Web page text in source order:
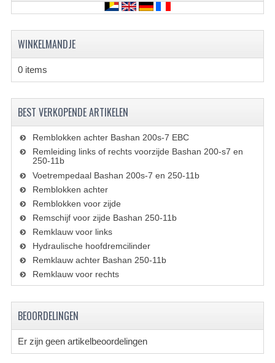
KETTING EN TANDWIELEN
MOTOR
REM SYSTEEM
SCHOKBREKERS
STUUR INRICHTING
WIELEN EN BANDEN
SEGWAY QUADS
SYM 200/250CC
VELGEN & BANDEN
WINKELMANDJE
0 items
BEST VERKOPENDE ARTIKELEN
Remblokken achter Bashan 200s-7 EBC
Remleiding links of rechts voorzijde Bashan 200-s7 en
250-11b
Voetrempedaal Bashan 200s-7 en 250-11b
Remblokken achter
Remblokken voor zijde
Remschijf voor zijde Bashan 250-11b
Remklauw voor links
Hydraulische hoofdremcilinder
Remklauw achter Bashan 250-11b
Remklauw voor rechts
BEOORDELINGEN
Er zijn geen artikelbeoordelingen